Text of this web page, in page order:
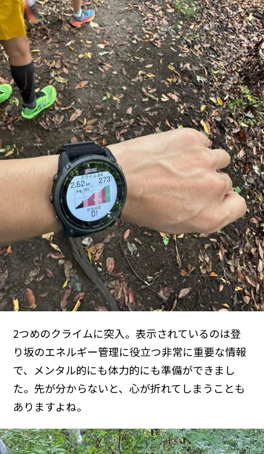
2つめのクライムに突入。表示されているのは登
り坂のエネルギー管理に役立つ非常に重要な情報
で、メンタル的にも体力的にも準備ができまし
た。先が分からないと、心が折れてしまうことも
ありますよね。